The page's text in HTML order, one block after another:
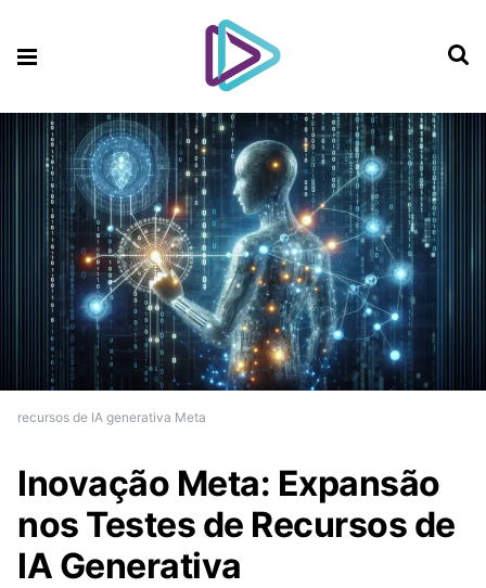
Inovação Meta: Expansão
nos Testes de Recursos de
IA Generativa
recursos de IA generativa Meta